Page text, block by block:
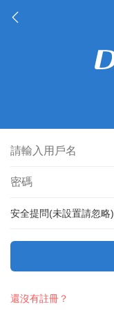
安全提問(未設置請忽略)
還沒有註冊？